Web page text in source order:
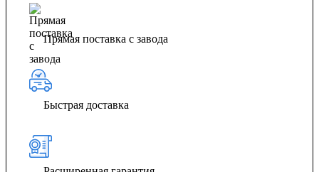
Прямая поставка с завода
Быстрая доставка